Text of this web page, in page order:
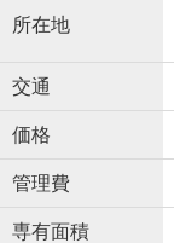
所在地
交通
価格
管理費
専有面積